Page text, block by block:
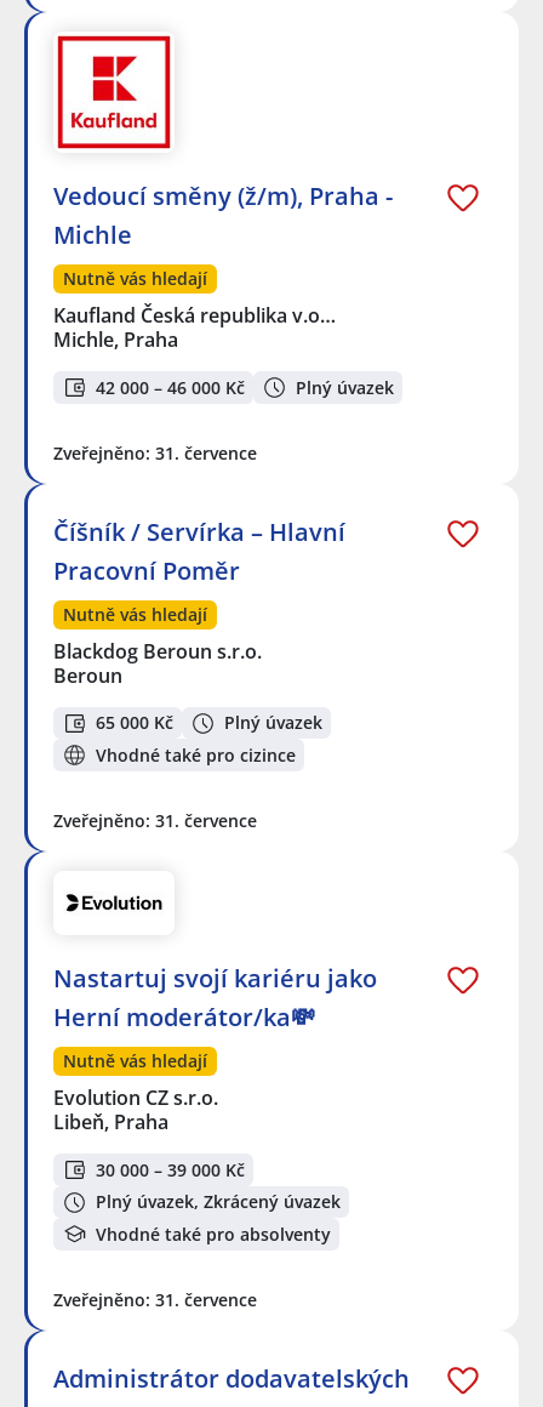
Vedoucí směny (ž/m), Praha -
Michle
Nutně vás hledají
Kaufland Česká republika v.o…
Michle, Praha
42 000 – 46 000 Kč Plný úvazek
Zveřejněno: 31. července
Číšník / Servírka – Hlavní
Pracovní Poměr
Nutně vás hledají
Blackdog Beroun s.r.o.
Beroun
65 000 Kč
Plný úvazek
Vhodné také pro cizince
Zveřejněno: 31. července
Nastartuj svojí kariéru jako
Herní moderátor/ka💸
Nutně vás hledají
Evolution CZ s.r.o.
Libeň, Praha
30 000 – 39 000 Kč
Plný úvazek, Zkrácený úvazek
Vhodné také pro absolventy
Zveřejněno: 31. července
Administrátor dodavatelských